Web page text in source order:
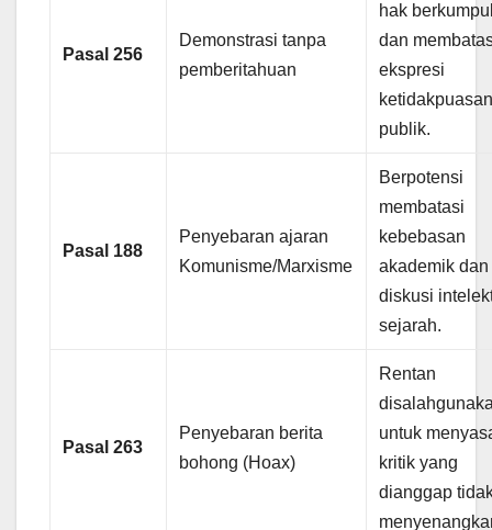
Pasal 256
Demonstrasi tanpa
pemberitahuan
hak
dan
ekspresi
publik.
Pasal 188
Penyebaran ajaran
Komunisme/Marxisme
Berpotensi
membatasi
kebebasan
akademik dan
diskusi
sejarah.
Pasal 263
Penyebaran berita
bohong (Hoax)
Rentan
untuk
kritik yang
dianggap